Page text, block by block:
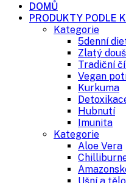
DOMŮ
PRODUKTY PODLE
Kategorie
5denní
Zlatý
Tradiční
Vegan
Kurkuma
Hubnutí
Imunita
Kategorie
Aloe Vera